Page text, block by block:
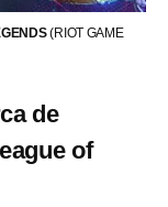
(RIOT GAME
de
of